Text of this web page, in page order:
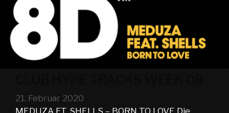
21. Februar 2020
MEDUZA FT. SHELLS – BORN TO LOVE Die